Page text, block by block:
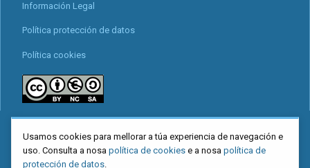
Información Legal
Política protección de datos
Política cookies
Mapa web
Usamos cookies para mellorar a túa experiencia de navegación e
uso. Consulta a nosa política de cookies e a nosa política de
protección de datos